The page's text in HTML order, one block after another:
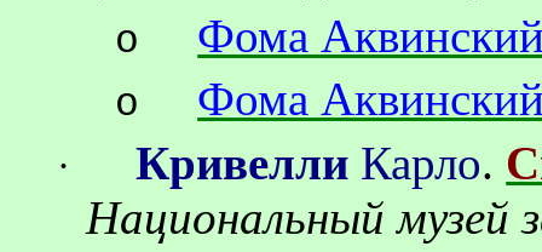
o Фома
o Фома
· Кривелли Карло.
Национальный музей